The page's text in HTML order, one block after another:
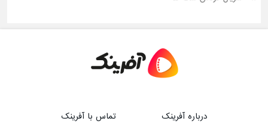
درباره آفرینک تماس با آفرینک